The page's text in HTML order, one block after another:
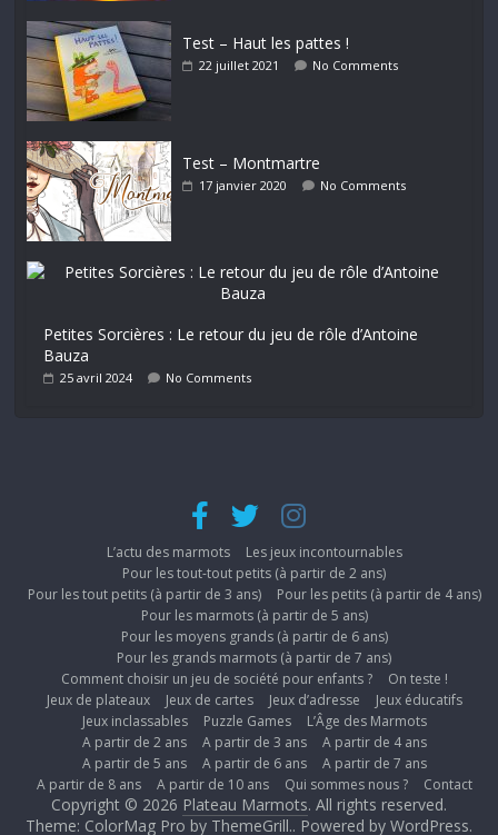
Test – Haut les pattes !
22 juillet 2021 No Comments
Test – Montmartre
17 janvier 2020 No Comments
Petites Sorcières : Le retour du jeu de rôle d’Antoine
Bauza
25 avril 2024 No Comments
L’actu des marmots
Les jeux incontournables
Pour les tout-tout petits (à partir de 2 ans)
Pour les tout petits (à partir de 3 ans)
Pour les petits (à partir de 4 ans)
Pour les marmots (à partir de 5 ans)
Pour les moyens grands (à partir de 6 ans)
Pour les grands marmots (à partir de 7 ans)
Comment choisir un jeu de société pour enfants ?
On teste !
Jeux de plateaux
Jeux de cartes Jeux d’adresse
Jeux éducatifs
Jeux inclassables
Puzzle Games
L’Âge des Marmots
A partir de 2 ans
A partir de 3 ans
A partir de 4 ans
A partir de 5 ans
A partir de 6 ans
A partir de 7 ans
A partir de 8 ans
A partir de 10 ans Qui sommes nous ? Contact
Copyright © 2026 Plateau Marmots. All rights reserved.
Theme: ColorMag Pro by ThemeGrill.. Powered by WordPress.